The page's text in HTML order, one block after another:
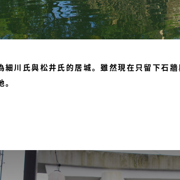
川氏與松井氏的居城。雖然現在只留下石